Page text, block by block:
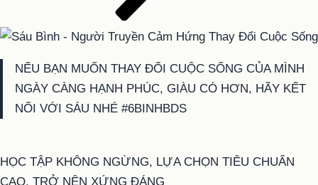
NẾU BẠN MUỐN THAY ĐỔI CUỘC SỐNG CỦA MÌNH
NGÀY CÀNG HẠNH PHÚC, GIÀU CÓ HƠN, HÃY KẾT
NỐI VỚI SÁU NHÉ #6BINHBDS
HỌC TẬP KHÔNG NGỪNG, LỰA CHỌN TIÊU CHUẨN
CAO, TRỞ NÊN XỨNG ĐÁNG